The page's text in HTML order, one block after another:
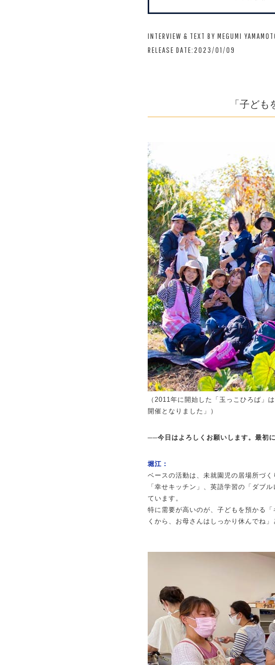
INTERVIEW & TEXT BY MEGUMI
RELEASE DATE:2023/01/09
「子ど
（2011年に開始した「玉っこひろば」
開催となりました」）
──今日はよろしくお願いします。最初
堀江：
ベースの活動は、未就園児の居場所づ
「幸せキッチン」、英語学習の「ダブ
ています。
特に需要が高いのが、子どもを預かる
くから、お母さんはしっかり休んでね」